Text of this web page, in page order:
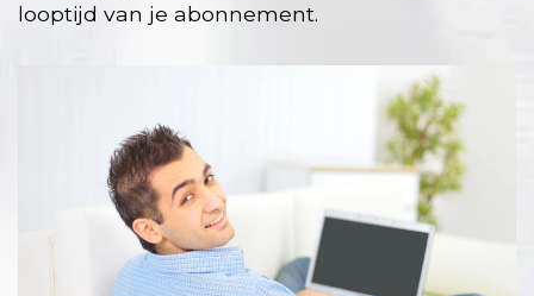
looptijd van je abonnement.